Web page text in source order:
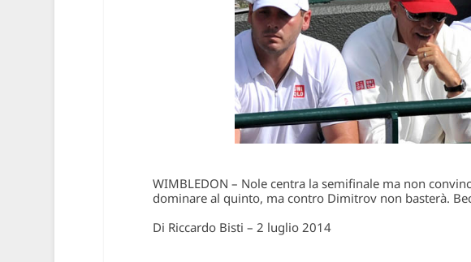
WIMBLEDON – Nole centra la semifinale ma non
dominare al quinto, ma contro Dimitrov non basterà.
Di Riccardo Bisti – 2 luglio 2014